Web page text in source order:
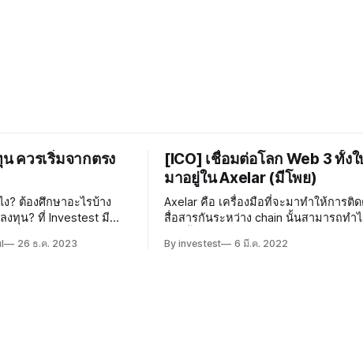
ควรเริ่มจากตรง
? ต้องศึกษาอะไรบ้าง
มีคำ
26 ธ.ค. 2023
[ICO] เชื่อมต่อโลก Web 3 ทั้งใ
มาอยู่ใน Axelar (มีโพย)
Axelar คือ เครื่องมือที่จะมาทำให้การติ
สื่อสารกันระหว่าง chain นั้นสามารถทำ
By investest 6 มี.ค. 2022